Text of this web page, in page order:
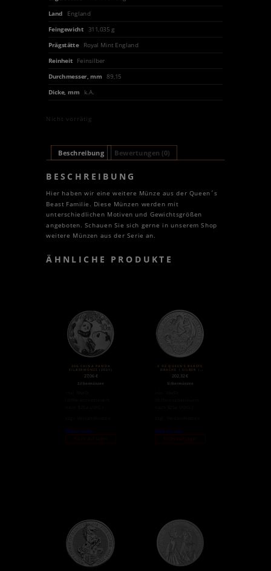
Land
England
Feingewicht
311,035 g
Prägstätte
Royal Mint England
Reinheit
Feinsilber
Durchmesser, mm
89,15
Dicke, mm k.A.
Nicht vorrätig
Beschreibung Bewertungen (0)
BESCHREIBUNG
Hier haben wir eine weitere Münze aus der Queen´s
Beast Familie. Diese Münzen werden mit
unterschiedlichen Motiven und Gewichtsgrößen
angeboten. Schauen Sie sich gerne in unserem Shop
weitere Münzen aus der Serie an.
ÄHNLICHE PRODUKTE
30G CHINA PANDA
SILBERMÜNZE (2021)
27,06 €
Silbermünzen
Weiterlesen
Nicht auf Lager
2 OZ QUEEN’S BEASTS
DRACHE | SILBER |
202,32€
Silbermünzen
Weiterlesen
Nicht auf Lager